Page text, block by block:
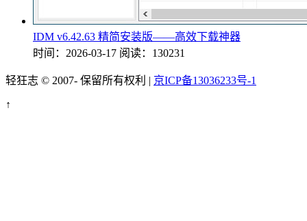
IDM v6.42.63 精简安装版——高效下载神器
时间：2026-03-17 阅读：130231
轻狂志 © 2007- 保留所有权利 | 京ICP备13036233号-1
↑